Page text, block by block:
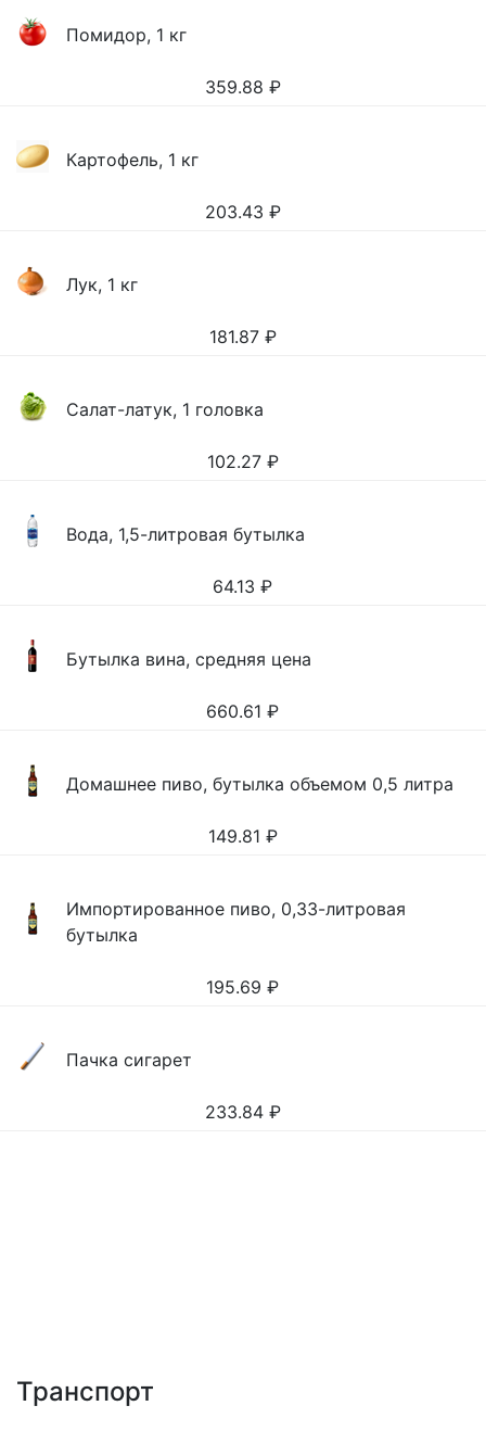
Помидор, 1 кг
359.88 ₽
Картофель, 1 кг
203.43 ₽
Лук, 1 кг
181.87 ₽
Салат-латук, 1 головка
102.27 ₽
Вода, 1,5-литровая бутылка
64.13 ₽
Бутылка вина, средняя цена
660.61 ₽
Домашнее пиво, бутылка объемом 0,5 литра
149.81 ₽
Импортированное пиво, 0,33-литровая
бутылка
195.69 ₽
Пачка сигарет
233.84 ₽
Транспорт